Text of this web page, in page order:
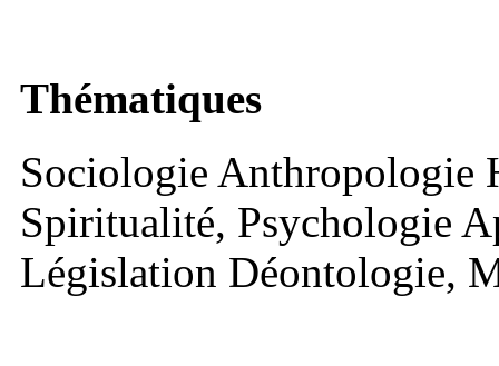
Thématiques
Sociologie Anthropologie
Spiritualité, Psychologie
Législation Déontologie,